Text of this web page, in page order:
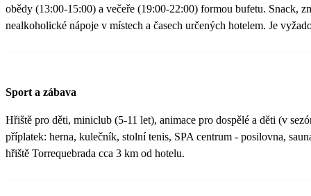
obědy (13:00-15:00) a večeře (19:00-22:00) formou bufetu. Snack,
nealkoholické nápoje v místech a časech určených hotelem. Je
Sport a zábava
Hřiště pro děti, miniclub (5-11 let), animace pro dospělé a děti (v
příplatek: herna, kulečník, stolní tenis, SPA centrum - posilovna,
hřiště Torrequebrada cca 3 km od hotelu.